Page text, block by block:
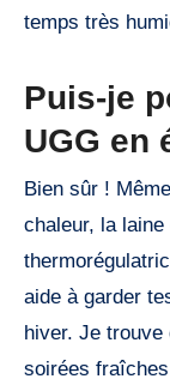
temps très
Puis-je
UGG en
Bien sûr ! Même si elles sont connues pour leur
chaleur, la
aide à garder
hiver. Je trouve
soirées